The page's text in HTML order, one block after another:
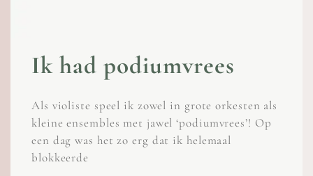
Ik had podiumvrees
Als violiste speel ik zowel in grote orkesten als
kleine ensembles met jawel ‘podiumvrees’! Op
een dag was het zo erg dat ik helemaal
blokkeerde